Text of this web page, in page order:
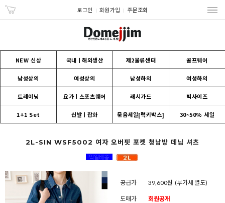
로그인 회원가입 주문조회
NEW 신상 국내ㅣ해외생산 제2물류센터 골프웨어
남성상의 여성상의 남성하의 여성하의
트레이닝 요가ㅣ스포츠웨어 래시가드 빅사이즈
1+1 Set 신발ㅣ잡화 묶음세일[럭키박스] 30~50% 세일
2L-SIN WSF5002 여자 오버핏 포켓 청남방 데님 셔츠
공급가 39,600원 (부가세 별도)
도매가 회원공개